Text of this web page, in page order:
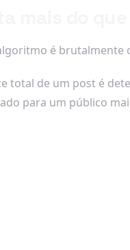
é brutalmente
total de um post é
para um público